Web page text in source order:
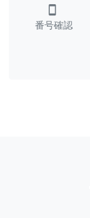
smartphone
番号確認